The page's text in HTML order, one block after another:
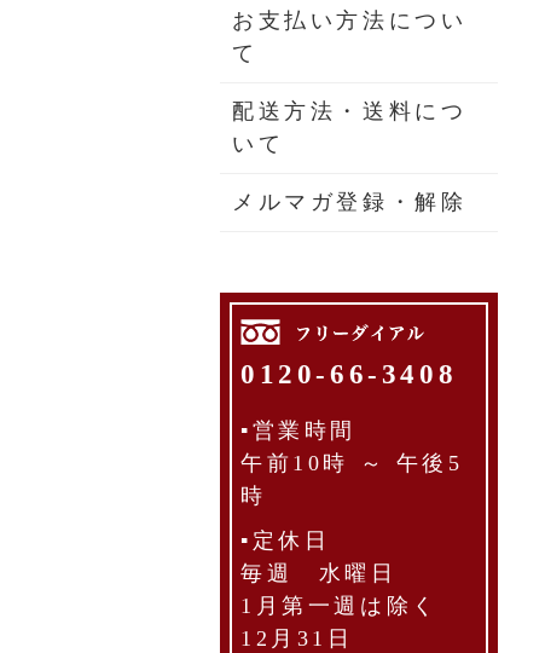
お支払い方法につい
て
配送方法・送料につ
いて
メルマガ登録・解除
0120-66-3408
▪営業時間
午前10時 ～ 午後5
時
▪定休日
毎週 水曜日
1月第一週は除く
12月31日